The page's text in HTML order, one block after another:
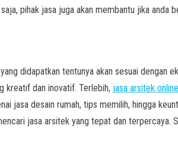
pihak jasa juga akan membantu jika anda
didapatkan tentunya akan sesuai dengan
kreatif dan inovatif. Terlebih, jasa arsitek
jasa desain rumah, tips memilih, hingga
jasa arsitek yang tepat dan terpercaya.